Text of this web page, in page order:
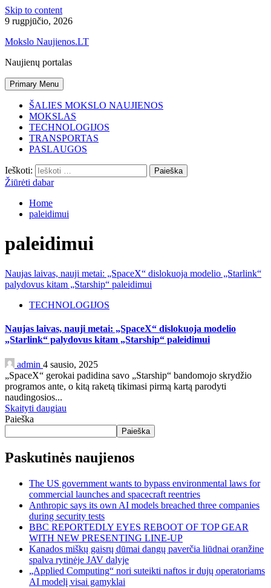
Skip to content
9 rugpjūčio, 2026
Mokslo Naujienos.LT
Naujienų portalas
Primary Menu
ŠALIES MOKSLO NAUJIENOS
MOKSLAS
TECHNOLOGIJOS
TRANSPORTAS
PASLAUGOS
Ieškoti:
Žiūrėti dabar
Home
paleidimui
paleidimui
Naujas laivas, nauji metai: „SpaceX“ dislokuoja modelio „Starlink“
palydovus kitam „Starship“ paleidimui
TECHNOLOGIJOS
Naujas laivas, nauji metai: „SpaceX“ dislokuoja modelio
„Starlink“ palydovus kitam „Starship“ paleidimui
admin 4 sausio, 2025
„SpaceX“ gerokai padidina savo „Starship“ bandomojo skrydžio
programos ante, o kitą raketą tikimasi pirmą kartą parodyti
naudingosios...
Skaityti daugiau
Paieška
Paieška
Paskutinės naujienos
The US government wants to bypass environmental laws for
commercial launches and spacecraft reentries
Anthropic says its own AI models breached three companies
during security tests
BBC REPORTEDLY EYES REBOOT OF TOP GEAR
WITH NEW PRESENTING LINE-UP
Kanados miškų gaisrų dūmai dangų paverčia liūdnai oranžine
spalva rytinėje JAV dalyje
„Applied Computing“ nori suteikti naftos ir dujų operatoriams
AI modelį visai gamyklai